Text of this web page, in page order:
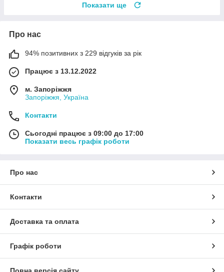
Показати ще
Про нас
94% позитивних з 229 відгуків за рік
Працює з 13.12.2022
м. Запоріжжя
Запоріжжя, Україна
Контакти
Сьогодні працює з 09:00 до 17:00
Показати весь графік роботи
Про нас
Контакти
Доставка та оплата
Графік роботи